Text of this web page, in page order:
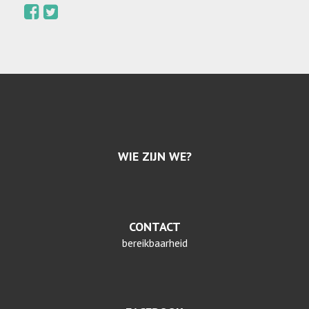
WIE ZIJN WE?
CONTACT
bereikbaarheid